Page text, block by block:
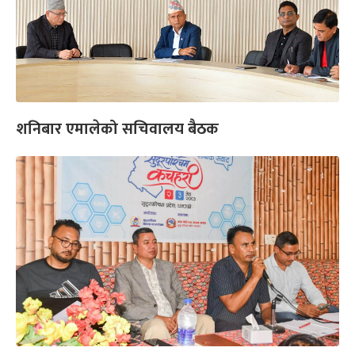
शनिबार एमालेको सचिवालय बैठक